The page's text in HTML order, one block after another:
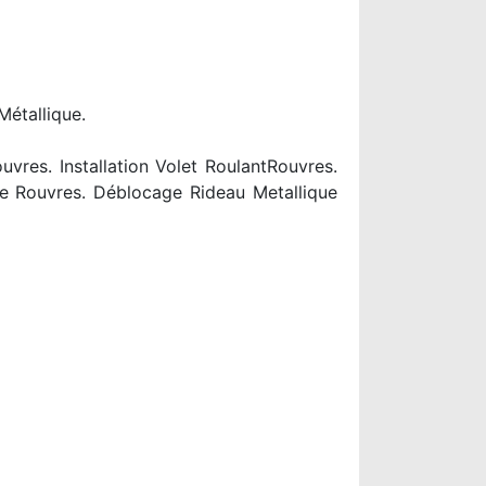
Installation Volet RoulantRouvres.
Rouvres. Déblocage Rideau Metallique